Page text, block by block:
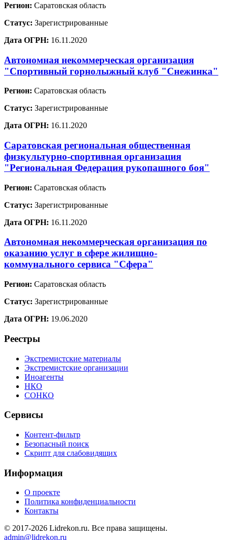
Регион: Саратовская область
Статус: Зарегистрированные
Дата ОГРН: 16.11.2020
Автономная некоммерческая организация
"Спортивный горнолыжный клуб "Снежинка"
Регион: Саратовская область
Статус: Зарегистрированные
Дата ОГРН: 16.11.2020
Саратовская региональная общественная
физкультурно-спортивная организация
"Региональная Федерация рукопашного боя"
Регион: Саратовская область
Статус: Зарегистрированные
Дата ОГРН: 16.11.2020
Автономная некоммерческая организация по
оказанию услуг в сфере жилищно-
коммунального сервиса "Сфера"
Регион: Саратовская область
Статус: Зарегистрированные
Дата ОГРН: 19.06.2020
Реестры
Экстремистские материалы
Экстремистские организации
Иноагенты
НКО
СОНКО
Сервисы
Контент-фильтр
Безопасный поиск
Скрипт для слабовидящих
Информация
О проекте
Политика конфиденциальности
Контакты
© 2017-2026 Lidrekon.ru. Все права защищены.
admin@lidrekon.ru